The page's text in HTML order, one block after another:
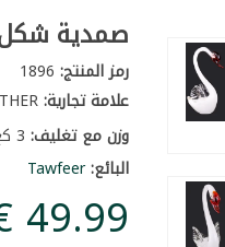
صمدية
رمز المنتج:1896
علامة تجارية:OTHER
وزن مع تغليف:3 كغ
البائع:Tawfeer